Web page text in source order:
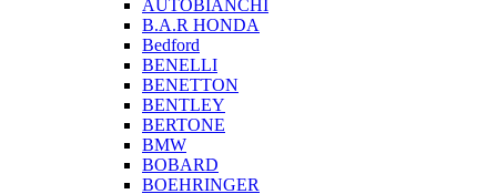
AUTOBIANCHI
B.A.R HONDA
Bedford
BENELLI
BENETTON
BENTLEY
BERTONE
BMW
BOBARD
BOEHRINGER